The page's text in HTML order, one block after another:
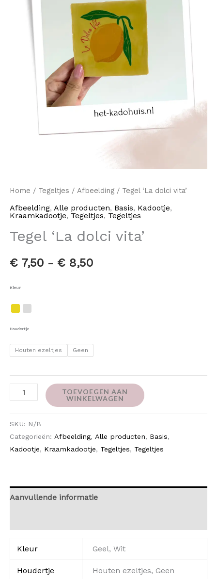
Home / Tegeltjes / Afbeelding / Tegel ‘La dolci vita’
Afbeelding, Alle producten, Basis, Kadootje,
Kraamkadootje, Tegeltjes, Tegeltjes
Tegel ‘La dolci vita’
€7,50 - €8,50
Kleur
Houdertje
Houten ezeltjes Geen
TOEVOEGEN AAN
WINKELWAGEN
SKU: N/B
Categorieën: Afbeelding, Alle producten, Basis,
Kadootje, Kraamkadootje, Tegeltjes, Tegeltjes
Aanvullende informatie
Kleur Geel, Wit
Houdertje Houten ezeltjes, Geen